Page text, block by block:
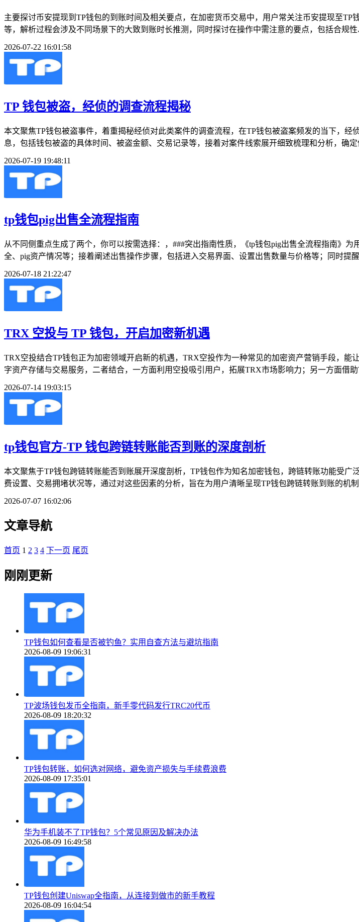
主要探讨币安提现到TP钱包的到账时间及相关要点，在加密货币交易中，用户常关注币安提现至
等，解析过程会涉及不同场景下的大致到账时长推测，同时探讨在操作中需注意的要点，包括合规
2026-07-22 16:01:58
TP 钱包被盗，经侦的调查流程揭秘
本文聚焦TP钱包被盗事件，着重揭秘经侦对此类案件的调查流程，在TP钱包被盗案频发的当下，
息，包括钱包被盗的具体时间、被盗金额、交易记录等，接着对案件线索展开细致梳理和分析，确
2026-07-19 19:48:11
tp钱包pig出售全流程指南
从不同侧重点生成了两个，你可以按需选择：，###突出指南性质，《tp钱包pig出售全流程指南》
全、pig资产情况等；接着阐述出售操作步骤，包括进入交易界面、设置出售数量与价格等；同时提
2026-07-18 21:22:47
TRX 空投与 TP 钱包，开启加密新机遇
TRX空投结合TP钱包正为加密领域开启新的机遇，TRX空投作为一种常见的加密资产营销手段，
字资产存储与交易服务，二者结合，一方面利用空投吸引用户，拓展TRX市场影响力；另一方面借
2026-07-14 19:03:15
tp钱包官方-TP 钱包跨链转账能否到账的深度剖析
本文聚焦于TP钱包跨链转账能否到账展开深度剖析，TP钱包作为知名加密钱包，跨链转账功能受
费设置、交易拥堵状况等，通过对这些因素的分析，旨在为用户清晰呈现TP钱包跨链转账到账的机
2026-07-07 16:02:06
文章导航
首页 1 2 3 4 下一页 尾页
刚刚更新
TP钱包如何查看是否被钓鱼？实用自查方法与避坑指南
2026-08-09 19:06:31
TP波场钱包发币全指南，新手零代码发行TRC20代币
2026-08-09 18:20:32
TP钱包转账，如何选对网络，避免资产损失与手续费浪费
2026-08-09 17:35:01
华为手机装不了TP钱包？5个常见原因及解决办法
2026-08-09 16:49:58
TP钱包创建Uniswap全指南，从连接到做市的新手教程
2026-08-09 16:04:54